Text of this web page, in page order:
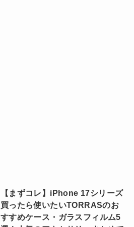
【まずコレ】iPhone 17シリーズ
買ったら使いたいTORRASのお
すすめケース・ガラスフィルム5